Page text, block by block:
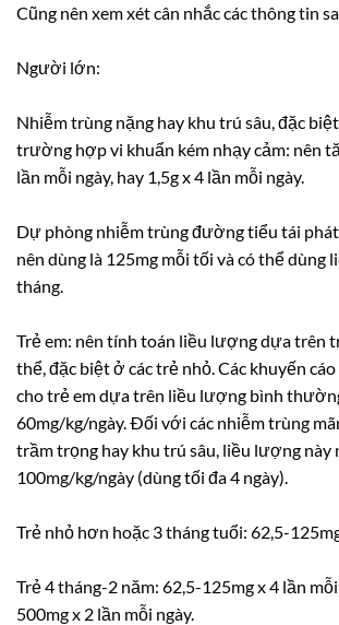
Cũng nên xem xét cân nhắc các thông tin
Người lớn:
Nhiễm trùng nặng hay khu trú sâu, đặc
trường hợp vi khuẩn kém nhạy cảm: nên
lần mỗi ngày, hay 1,5g x 4 lần mỗi ngày.
Dự phòng nhiễm trùng đường tiểu tái
nên dùng là 125mg mỗi tối và có thể dùng
tháng.
Trẻ em: nên tính toán liều lượng dựa trên
thể, đặc biệt ở các trẻ nhỏ. Các khuyến
cho trẻ em dựa trên liều lượng bình
60mg/kg/ngày. Ðối với các nhiễm trùng
trầm trọng hay khu trú sâu, liều lượng này
100mg/kg/ngày (dùng tối đa 4 ngày).
Trẻ nhỏ hơn hoặc 3 tháng tuổi: 62,5-
Trẻ 4 tháng-2 năm: 62,5-125mg x 4 lần
500mg x 2 lần mỗi ngày.